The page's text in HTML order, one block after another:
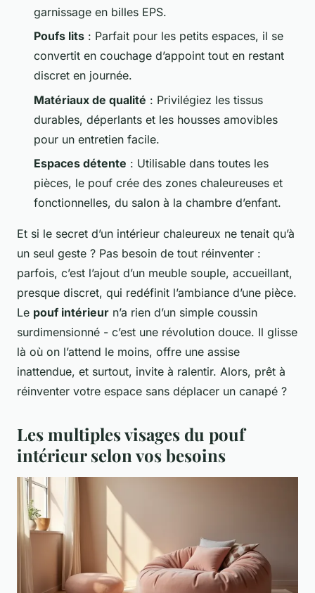
garnissage en billes EPS.
Poufs lits : Parfait pour les petits espaces, il se
convertit en couchage d’appoint tout en restant
discret en journée.
Matériaux de qualité : Privilégiez les tissus
durables, déperlants et les housses amovibles
pour un entretien facile.
Espaces détente : Utilisable dans toutes les
pièces, le pouf crée des zones chaleureuses et
fonctionnelles, du salon à la chambre d’enfant.
Et si le secret d’un intérieur chaleureux ne tenait qu’à
un seul geste ? Pas besoin de tout réinventer :
parfois, c’est l’ajout d’un meuble souple, accueillant,
presque discret, qui redéfinit l’ambiance d’une pièce.
Le pouf intérieur n’a rien d’un simple coussin
surdimensionné - c’est une révolution douce. Il glisse
là où on l’attend le moins, offre une assise
inattendue, et surtout, invite à ralentir. Alors, prêt à
réinventer votre espace sans déplacer un canapé ?
Les multiples visages du pouf
intérieur selon vos besoins